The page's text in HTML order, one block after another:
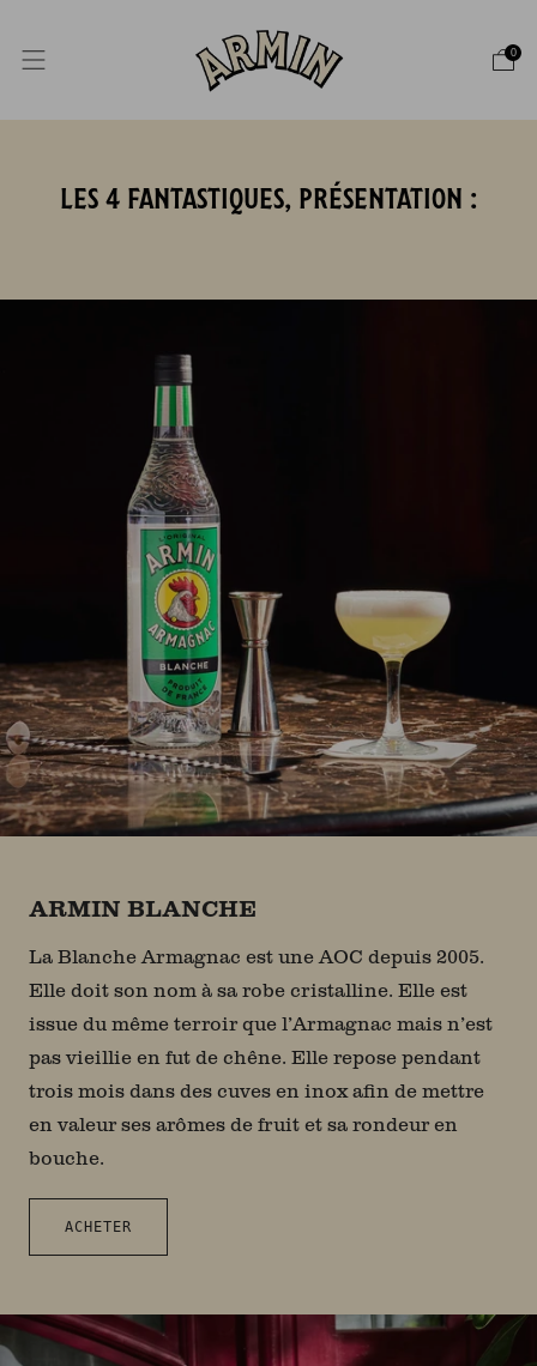
0
LES 4 FANTASTIQUES, PRÉSENTATION :
ARMIN BLANCHE
La Blanche Armagnac est une AOC depuis 2005.
Elle doit son nom à sa robe cristalline. Elle est
issue du même terroir que l’Armagnac mais n’est
pas vieillie en fut de chêne. Elle repose pendant
trois mois dans des cuves en inox afin de mettre
en valeur ses arômes de fruit et sa rondeur en
bouche.
ACHETER